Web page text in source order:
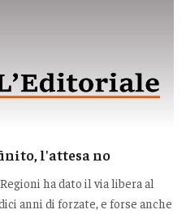
l'attesa no
ha dato il via libera al
anni di forzate, e forse anche